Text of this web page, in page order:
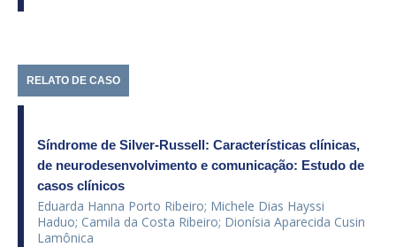
RELATO DE CASO
Síndrome de Silver-Russell: Características clínicas,
de neurodesenvolvimento e comunicação: Estudo de
casos clínicos
Eduarda Hanna Porto Ribeiro; Michele Dias Hayssi
Haduo; Camila da Costa Ribeiro; Dionísia Aparecida Cusin
Lamônica